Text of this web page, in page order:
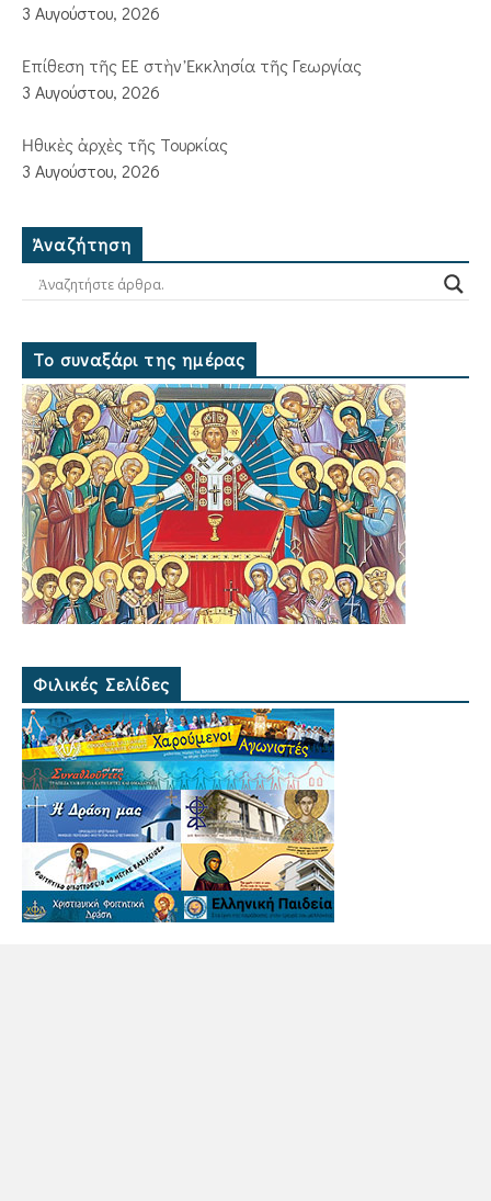
3 Αυγούστου, 2026
Ἐπίθεση τῆς ΕΕ στὴν Ἐκκλησία τῆς Γεωργίας
3 Αυγούστου, 2026
Ἠθικὲς ἀρχὲς τῆς Τουρκίας
3 Αυγούστου, 2026
Ἀναζήτηση
Το συναξάρι της ημέρας
Φιλικές Σελίδες